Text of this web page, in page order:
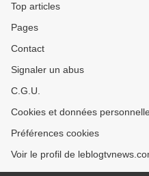
Top articles
Pages
Contact
Signaler un abus
C.G.U.
Cookies et données
Préférences cookies
Voir le profil de